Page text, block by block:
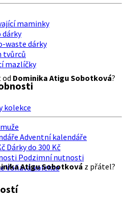
maminky
dárky
waste dárky
tvůrců
mazlíčky
kolekce
Adventní kalendáře
Dárky do 300 Kč
Podzimní nutnosti
Voňavá kolekce
od Dominika Atigu Sobotková?
Atigu Sobotková z přátel?